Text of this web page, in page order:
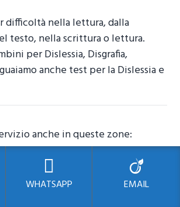
difficoltà nella lettura, dalla
testo, nella scrittura o lettura.
per Dislessia, Disgrafia,
anche test per la Dislessia e
anche in queste zone:
scrittura Zibido San Giacomo
WHATSAPP EMAIL